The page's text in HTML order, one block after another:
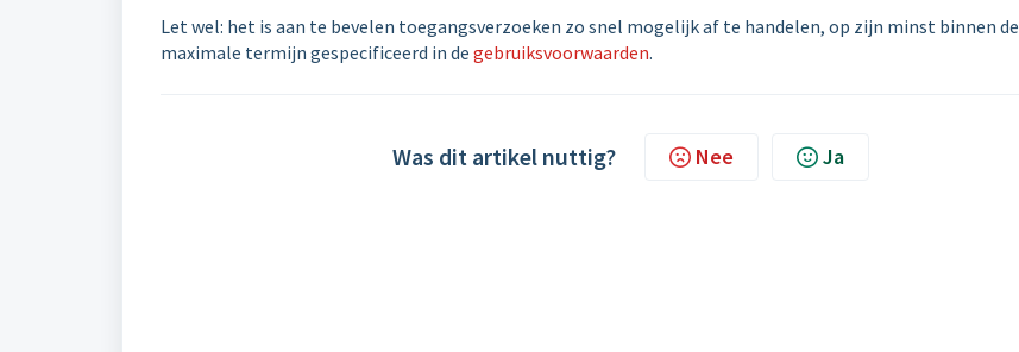
Let wel: het is aan te bevelen toegangsverzoeken zo snel mogelijk af te handelen, op zijn minst binnen de
maximale termijn gespecificeerd in de gebruiksvoorwaarden.
Was dit artikel nuttig? Nee Ja